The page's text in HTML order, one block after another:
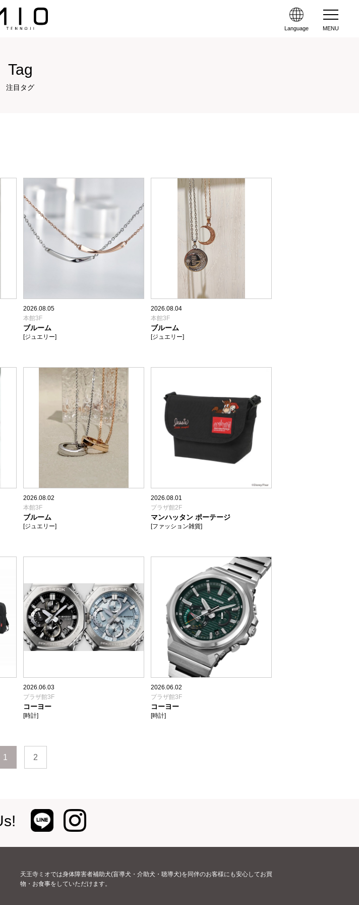
Language MENU
Tag
注目タグ
2026.08.05
本館3F
ブルーム
[ジュエリー]
2026.08.04
本館3F
ブルーム
[ジュエリー]
2026.08.02
本館3F
ブルーム
[ジュエリー]
2026.08.01
プラザ館2F
マンハッタン ポーテージ
[ファッション雑貨]
2026.06.03
プラザ館3F
コーヨー
[時計]
2026.06.02
プラザ館3F
コーヨー
[時計]
1 2
天王寺ミオでは身体障害者補助犬(盲導犬・介助犬・聴導犬)を同伴のお客様にも安心してお買
物・お食事をしていただけます。